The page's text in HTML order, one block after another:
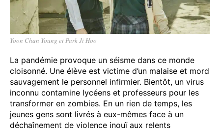
Yoon Chan Young et Park Ji Hoo
La pandémie provoque un séisme dans ce monde
cloisonné. Une élève est victime d’un malaise et mord
sauvagement le personnel infirmier. Bientôt, un virus
inconnu contamine lycéens et professeurs pour les
transformer en zombies. En un rien de temps, les
jeunes gens sont livrés à eux-mêmes face à un
déchaînement de violence inouï aux relents